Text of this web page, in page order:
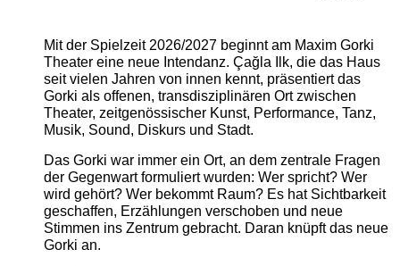
Mit der Spielzeit 2026/2027 beginnt am Maxim Gorki
Theater eine neue Intendanz. Çağla Ilk, die das Haus
seit vielen Jahren von innen kennt, präsentiert das
Gorki als offenen, transdisziplinären Ort zwischen
Theater, zeitgenössischer Kunst, Performance, Tanz,
Musik, Sound, Diskurs und Stadt.
Das Gorki war immer ein Ort, an dem zentrale Fragen
der Gegenwart formuliert wurden: Wer spricht? Wer
wird gehört? Wer bekommt Raum? Es hat Sichtbarkeit
geschaffen, Erzählungen verschoben und neue
Stimmen ins Zentrum gebracht. Daran knüpft das neue
Gorki an.